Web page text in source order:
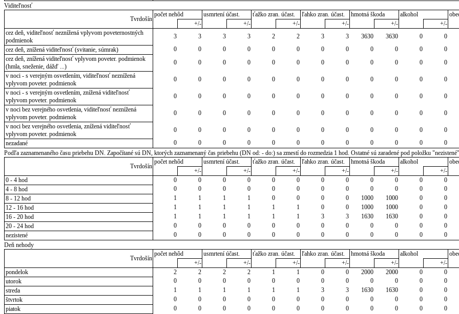
Viditeľnosť
Tvrdošín
počet nehôd usmrtení účast. ťažko zran. účast. ľahko zran. účast. hmotná škoda alkohol
+/-
+/- +/- +/- +/- +/-
cez deň, viditeľnosť neznížená vplyvom poveternostných
podmienok
3 3 3 3 2 2 3 3 3630 3630 0 0
cez deň, znížená viditeľnosť (svitanie, súmrak)
0 0 0 0 0 0 0 0 0 0 0 0
cez deň, znížená viditeľnosť vplyvom poveter. podmienok
(hmla, sneženie, dážď ...)
0 0 0 0 0 0 0 0 0 0 0 0
v noci - s verejným osvetlením, viditeľnosť neznížená
vplyvom poveter. podmienok
0 0 0 0 0 0 0 0 0 0 0 0
v noci - s verejným osvetlením, znížená viditeľnosť
vplyvom poveter. podmienok
0 0 0 0 0 0 0 0 0 0 0 0
v noci bez verejného osvetlenia, viditeľnosť neznížená
vplyvom poveter. podmienok
0 0 0 0 0 0 0 0 0 0 0 0
v noci bez verejného osvetlenia, znížená viditeľnosť
vplyvom poveter. podmienok
0 0 0 0 0 0 0 0 0 0 0 0
nezadané
0 0 0 0 0 0 0 0 0 0 0 0
Podľa zaznamenaného času priebehu DN. Započítané sú DN, ktorých zaznamenaný čas priebehu (DN od: - do:) sa zmestí do rozmedzia 1 hod. Ostatné sú zaradené pod položku "nezistené"
Tvrdošín
počet nehôd usmrtení účast. ťažko zran. účast. ľahko zran. účast. hmotná škoda alkohol
+/-
+/- +/- +/- +/- +/-
0 - 4 hod
0 0 0 0 0 0 0 0 0 0 0 0
4 - 8 hod
0 0 0 0 0 0 0 0 0 0 0 0
8 - 12 hod
1 1 1 1 0 0 0 0 1000 1000 0 0
12 - 16 hod
1 1 1 1 1 1 0 0 1000 1000 0 0
16 - 20 hod
1 1 1 1 1 1 3 3 1630 1630 0 0
20 - 24 hod
0 0 0 0 0 0 0 0 0 0 0 0
nezistené
0 0 0 0 0 0 0 0 0 0 0 0
Deň nehody
Tvrdošín
počet nehôd usmrtení účast. ťažko zran. účast. ľahko zran. účast. hmotná škoda alkohol
+/-
+/- +/- +/- +/- +/-
pondelok
2 2 2 2 1 1 0 0 2000 2000 0 0
utorok
0 0 0 0 0 0 0 0 0 0 0 0
streda
1 1 1 1 1 1 3 3 1630 1630 0 0
štvrtok
0 0 0 0 0 0 0 0 0 0 0 0
piatok
0 0 0 0 0 0 0 0 0 0 0 0